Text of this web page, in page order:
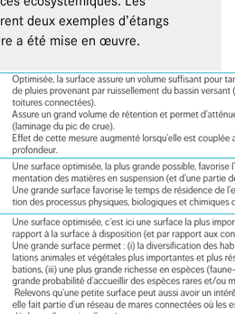
deux exemples d’étangs
a été mise en œuvre.